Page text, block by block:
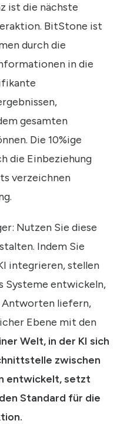
ist die nächste
BitStone ist
durch die
in die
gesamten
Die 10%ige
die Einbeziehung
verzeichnen
Nutzen Sie diese
Indem Sie
integrieren, stellen
Systeme entwickeln,
liefern,
Ebene mit den
Welt, in der KI sich
zwischen
entwickelt, setzt
Standard für die